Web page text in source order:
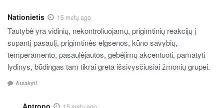
Nationietis 15 metų ago
Tautybė yra vidinių, nekontroliuojamų, prigimtinių reakcijų į
supantį pasaulį, prigimtinės elgsenos, kūno savybių,
temperamento, pasaulėjautos, gebėjimų akcentuoti, pamatyti
lydinys, būdingas tam tikrai greta išsivysčiusiai žmonių grupei.
Atsakyti